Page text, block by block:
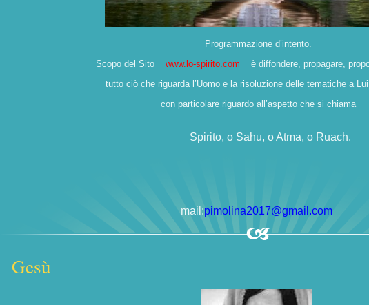
Programmazione d’intento.
Scopo del Sito www.lo-spirito.com è diffondere, propagare,
tutto ciò che riguarda l’Uomo e la risoluzione delle tematiche a Lui
con particolare riguardo all’aspetto che si chiama
Spirito, o Sahu, o Atma, o Ruach.
mail:pimolina2017@gmail.com
Gesù